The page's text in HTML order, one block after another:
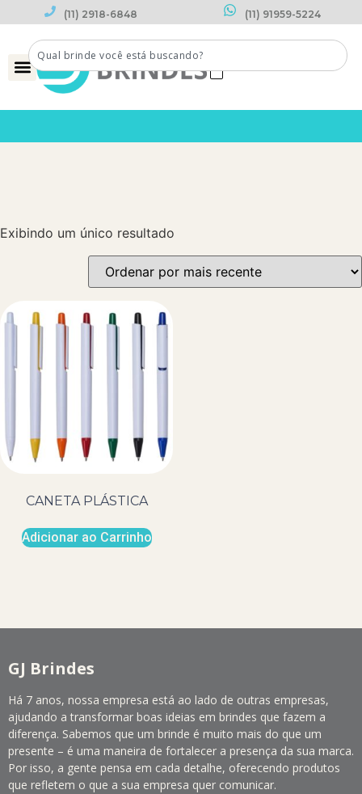
(11) 2918-6848 (11) 91959-5224
Exibindo um único resultado
CANETA PLÁSTICA
Adicionar ao Carrinho
GJ Brindes
Há 7 anos, nossa empresa está ao lado de outras empresas,
ajudando a transformar boas ideias em brindes que fazem a
diferença. Sabemos que um brinde é muito mais do que um
presente – é uma maneira de fortalecer a presença da sua marca.
Por isso, a gente pensa em cada detalhe, oferecendo produtos
que refletem o que a sua empresa quer comunicar.